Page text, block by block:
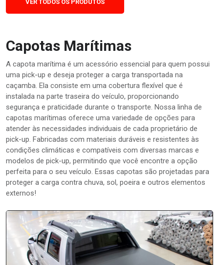
VER TODOS OS PRODUTOS
Capotas Marítimas
A capota marítima é um acessório essencial para quem possui
uma pick-up e deseja proteger a carga transportada na
caçamba. Ela consiste em uma cobertura flexível que é
instalada na parte traseira do veículo, proporcionando
segurança e praticidade durante o transporte. Nossa linha de
capotas marítimas oferece uma variedade de opções para
atender às necessidades individuais de cada proprietário de
pick-up. Fabricadas com materiais duráveis e resistentes às
condições climáticas e compatíveis com diversas marcas e
modelos de pick-up, permitindo que você encontre a opção
perfeita para o seu veículo. Essas capotas são projetadas para
proteger a carga contra chuva, sol, poeira e outros elementos
externos!